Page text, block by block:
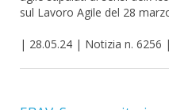
sul Lavoro Agile del 28
| 28.05.24 | Notizia n. 6256 |